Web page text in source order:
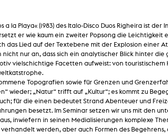
la Playa« (1983) des Italo-Disco Duos Righeira ist
er wie kaum ein zweiter Popsong die Leichtigkeit
das Lied auf der Textebene mit der Explosion einer
nur an, dass sich ein analytischer Blick hinter
vielschichtige Facetten aufweist: von touristischem
Topografien sowie für Grenzen und
wieder; „Natur“ trifft auf „Kultur“; es kommt zu
für die einen bedeutet Strand Abenteuer und
besetzt. Im Seminar setzen wir uns mit den
inwiefern in seinen Medialisierungen komplexe
werden, aber auch Formen des
ABOUT US
People
Organisation